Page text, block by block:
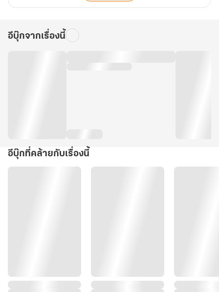
อีบุ๊กจากเรื่องนี้
อีบุ๊กที่คล้ายกับเรื่องนี้